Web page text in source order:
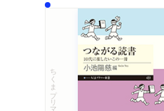
ちくまプリマー新書